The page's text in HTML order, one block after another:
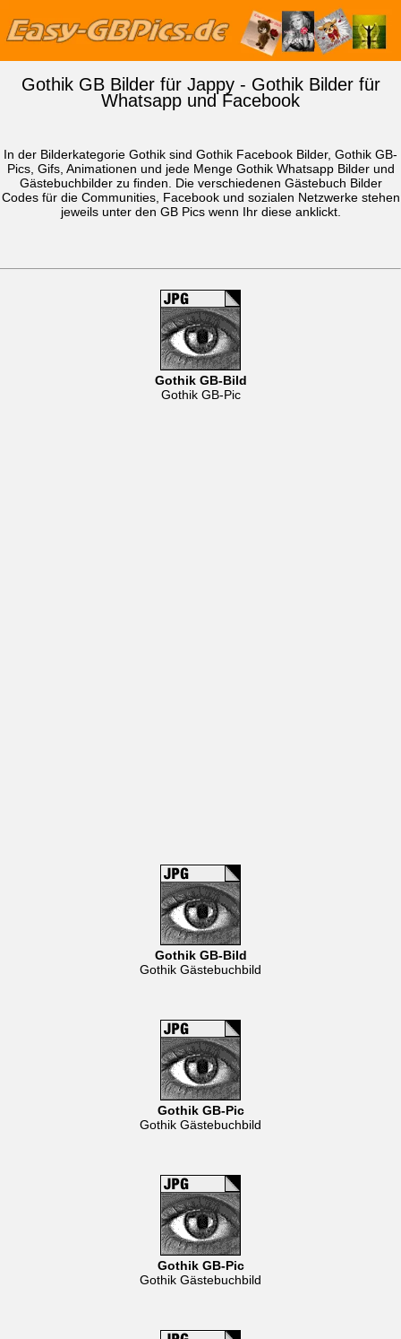
Gothik GB Bilder für Jappy - Gothik Bilder für
Whatsapp und Facebook
In der Bilderkategorie Gothik sind Gothik Facebook Bilder, Gothik GB-
Pics, Gifs, Animationen und jede Menge Gothik Whatsapp Bilderund
Gästebuchbilder zu finden. Die verschiedenen Gästebuch Bilder
Codes für die Communities, Facebook und sozialen Netzwerke stehen
jeweils unter den GB Pics wenn Ihr diese anklickt.
Gothik GB-Bild
Gothik GB-Pic
Gothik GB-Bild
Gothik Gästebuchbild
Gothik GB-Pic
Gothik Gästebuchbild
Gothik GB-Pic
Gothik Gästebuchbild